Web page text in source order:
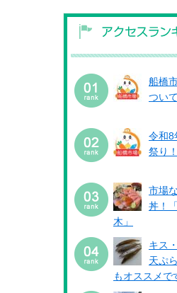
船橋
ついて
令和
祭り
市場
丼！
木」
キス
天ぷ
もオススメで